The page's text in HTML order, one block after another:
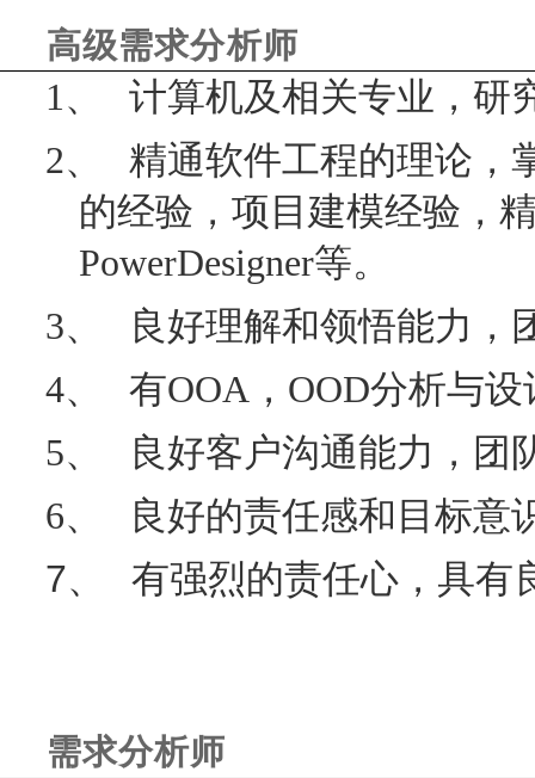
高级需求分析师
1、
计算机及相关专业，研
2、
精通软件工程的理论，
的经验，项目建模经验，
PowerDesigner等。
3、
良好理解和领悟能力，
4、
有OOA， OOD分析与设
5、
良好客户沟通能力，团
6、
良好的责任感和目标意
7、 有强烈的责任心，具有
需求分析师